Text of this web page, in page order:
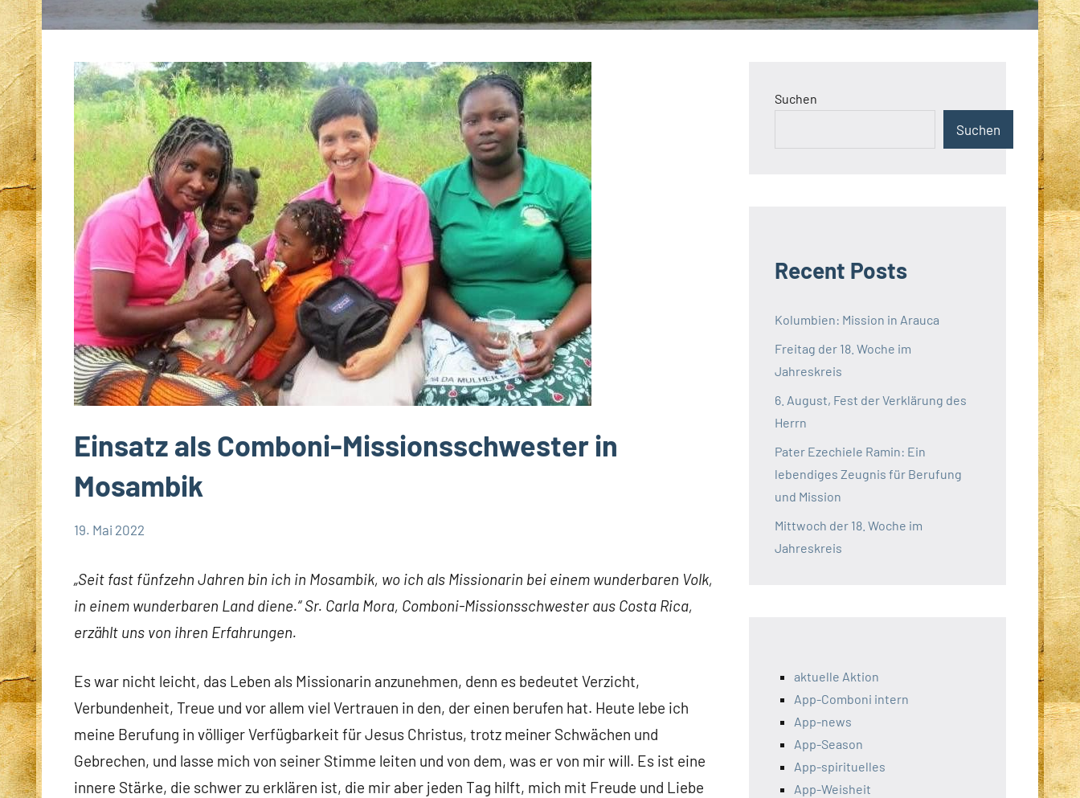
Einsatz als Comboni-Missionsschwester in
Mosambik
Weltweit
19. Mai 2022
„Seit fast fünfzehn Jahren bin ich in Mosambik, wo ich als Missionarin bei einem wunderbaren Volk,
in einem wunderbaren Land diene.“ Sr. Carla Mora, Comboni-Missionsschwester aus Costa Rica,
erzählt uns von ihren Erfahrungen.
Es war nicht leicht, das Leben als Missionarin anzunehmen, denn es bedeutet Verzicht,
Verbundenheit, Treue und vor allem viel Vertrauen in den, der einen berufen hat. Heute lebe ich
meine Berufung in völliger Verfügbarkeit für Jesus Christus, trotz meiner Schwächen und
Gebrechen, und lasse mich von seiner Stimme leiten und von dem, was er von mir will. Es ist eine
innere Stärke, die schwer zu erklären ist, die mir aber jeden Tag hilft, mich mit Freude und Liebe
Suchen
Suchen
Recent Posts
Kolumbien: Mission in Arauca
Freitag der 18. Woche im
Jahreskreis
6. August, Fest der Verklärung des
Herrn
Pater Ezechiele Ramin: Ein
lebendiges Zeugnis für Berufung
und Mission
Mittwoch der 18. Woche im
Jahreskreis
aktuelle Aktion
App-Comboni intern
App-news
App-Season
App-spirituelles
App-Weisheit